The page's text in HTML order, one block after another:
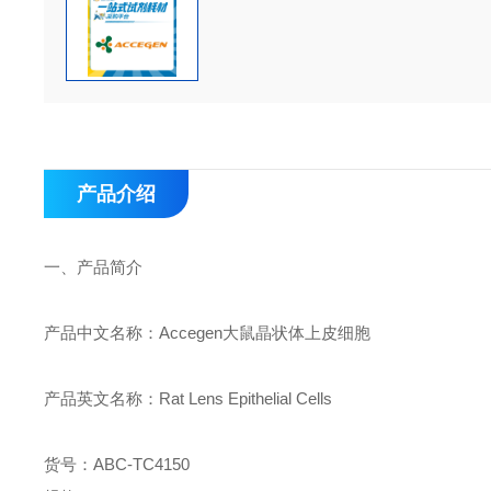
产品介绍
一、 产品简介
产品中文名称：Accegen大鼠晶状体上皮细胞
产品英文名称： Rat Lens Epithelial Cells
货号：ABC-TC4150